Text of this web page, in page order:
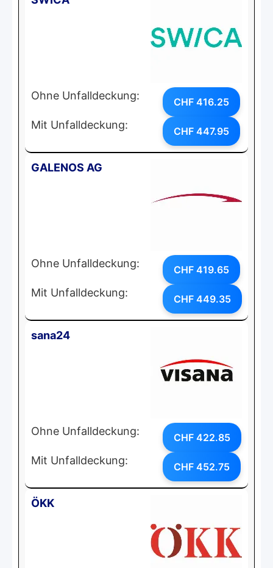
Ohne Unfalldeckung: CHF 416.25
Mit Unfalldeckung: CHF 447.95
GALENOS AG
Ohne Unfalldeckung: CHF 419.65
Mit Unfalldeckung: CHF 449.35
sana24
Ohne Unfalldeckung: CHF 422.85
Mit Unfalldeckung: CHF 452.75
ÖKK